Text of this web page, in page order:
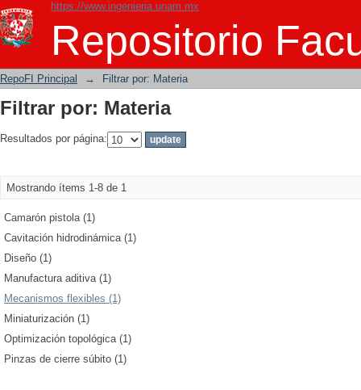
https://www.ingenieria.unam.mx
Repositorio
Filtrar por: Materia
RepoFI Principal → Filtrar por: Materia
Filtrar por: Materia
Resultados por página:
Mostrando ítems 1-8 de 1
Camarón pistola (1)
Cavitación hidrodinámica (1)
Diseño (1)
Manufactura aditiva (1)
Mecanismos flexibles (1)
Miniaturización (1)
Optimización topológica (1)
Pinzas de cierre súbito (1)